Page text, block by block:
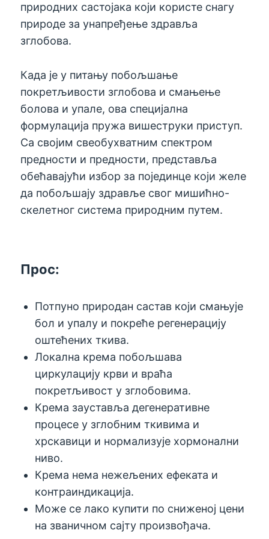
природних састојака који користе снагу
природе за унапређење здравља
зглобова.
Када је у питању побољшање
покретљивости зглобова и смањење
болова и упале, ова специјална
формулација пружа вишеструки приступ.
Са својим свеобухватним спектром
предности и предности, представља
обећавајући избор за појединце који желе
да побољшају здравље свог мишићно-
скелетног система природним путем.
Прос:
Потпуно природан састав који смањује
бол и упалу и покреће регенерацију
оштећених ткива.
Локална крема побољшава
циркулацију крви и враћа
покретљивост у зглобовима.
Крема зауставља дегенеративне
процесе у зглобним ткивима и
хрскавици и нормализује хормонални
ниво.
Крема нема нежељених ефеката и
контраиндикација.
Може се лако купити по сниженој цени
на званичном сајту произвођача.